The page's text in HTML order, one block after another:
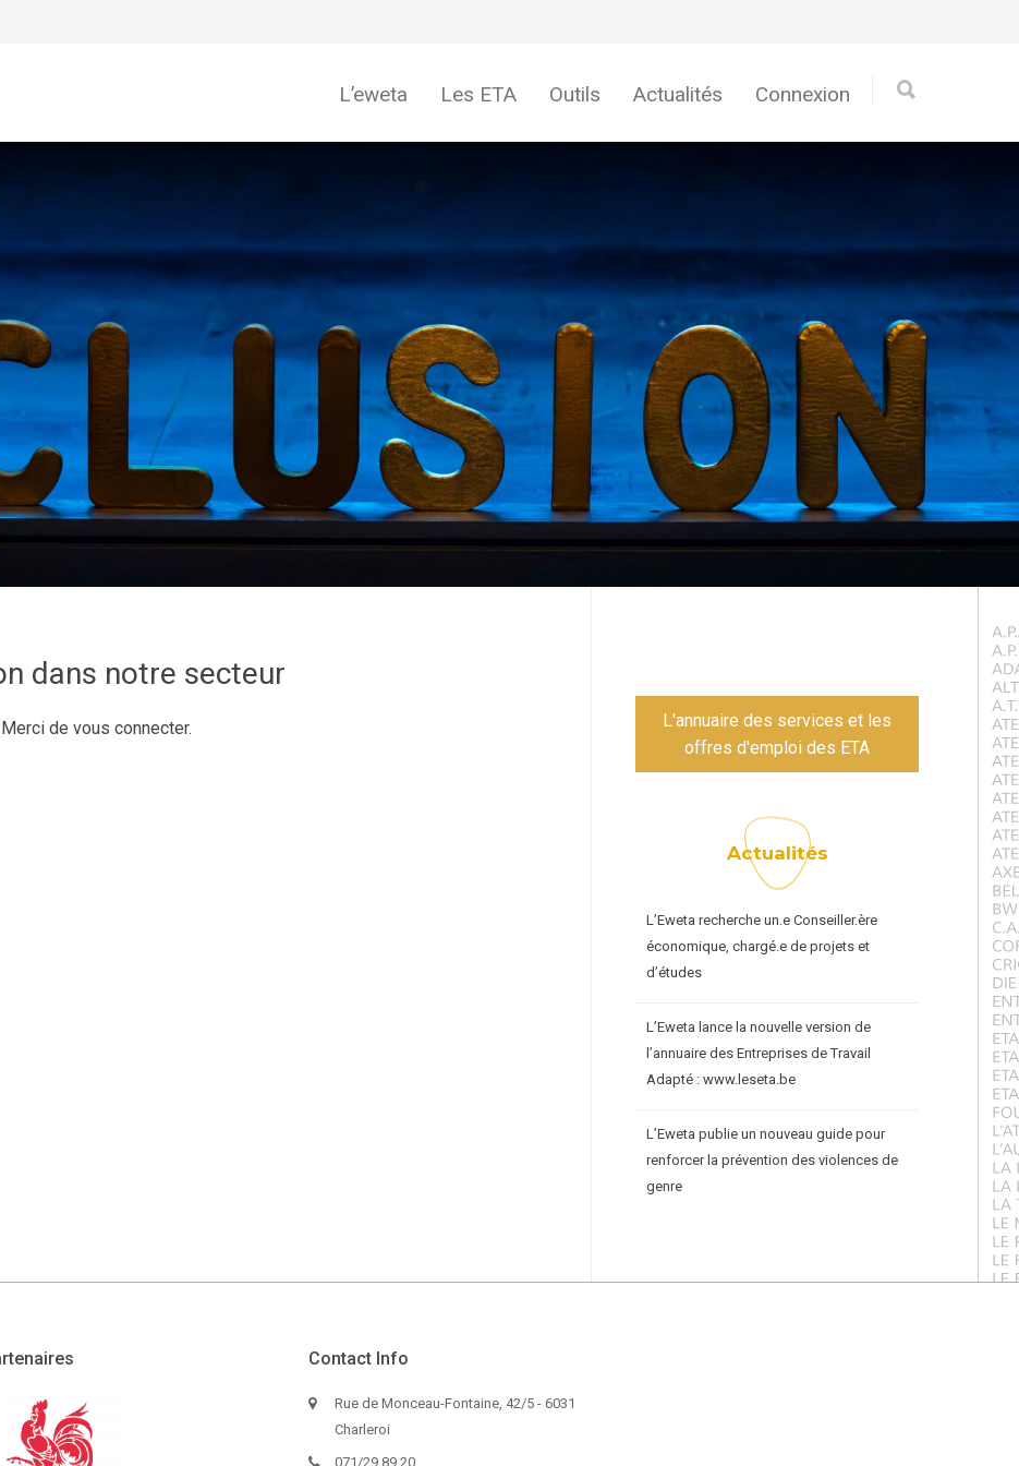
L’eweta Les ETA Outils Actualités Connexion
eweta
dans notre secteur
de vous connecter.
L'annuaire des services et les
offres d'emploi des ETA
Actualités
L’Eweta recherche un.e Conseiller.ère
économique, chargé.e de projets et
d’études
L’Eweta lance la nouvelle version de
l’annuaire des Entreprises de Travail
Adapté : www.leseta.be
L’Eweta publie un nouveau guide pour
renforcer la prévention des violences de
genre
Contact Info
Rue de Monceau-Fontaine, 42/5 - 6031
Charleroi
071/29.89.20